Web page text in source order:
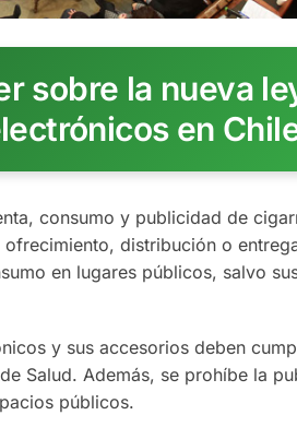
sobre la nueva
en
consumo y publicidad de
distribución o
en lugares públicos, salvo
y sus accesorios deben
Salud. Además, se prohíbe la
públicos.